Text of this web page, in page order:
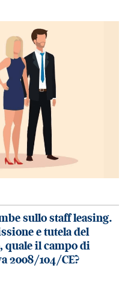
sullo staff leasing.
e tutela del
quale il campo di
2008/104/CE?